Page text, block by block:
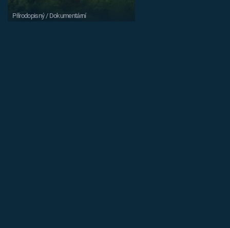
Přírodopisný / Dokumentární